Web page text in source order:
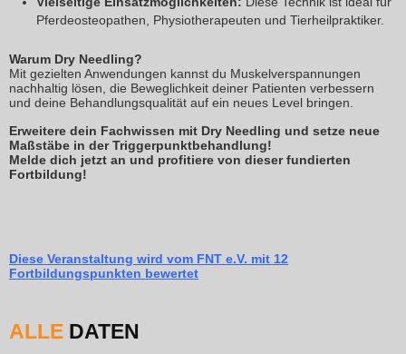
Pferdeosteopathen, Physiotherapeuten und Tierheilpraktiker.
Warum Dry Needling?
Mit gezielten Anwendungen kannst du Muskelverspannungen
nachhaltig lösen, die Beweglichkeit deiner Patienten verbessern
und deine Behandlungsqualität auf ein neues Level bringen.
Erweitere dein Fachwissen mit Dry Needling und setze neue
Maßstäbe in der Triggerpunktbehandlung!
Melde dich jetzt an und profitiere von dieser fundierten
Fortbildung!
Diese Veranstaltung wird vom FNT e.V. mit 12
Fortbildungspunkten bewertet
ALLE DATEN